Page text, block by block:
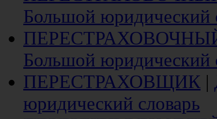
Большой юридический
Большой юридический
ПЕРЕСТРАХОВЩИК |
юридический словарь